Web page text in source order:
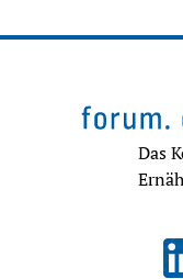
Das